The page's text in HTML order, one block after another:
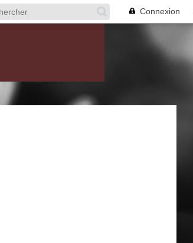
Connexion